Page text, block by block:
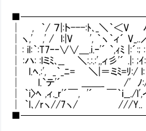
│ , ｀/ ７|:ト---:ﾄ､_＼｀＜
│ ヽ,' ,' / l:|V ', ｀ヽ｀ィ
│ : il:｀:T7ｰ‐∨∨＿.i.ｰ'´ `,ｨﾐ
│ :ハ: :lミﾐ､__ ＼:.:.:',,ィ彡'´
│ l.ﾍ.:', _｀_ﾆ= ＼|＝ミﾐ
│ l.`テ'´ ＿＿_ /'
│ ｀i〉ﾍ ,ィ._r'´￣, '´ ￣｀
│ ｀l､/rヽ//7ヽ/ ///